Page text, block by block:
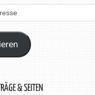
& SEITEN